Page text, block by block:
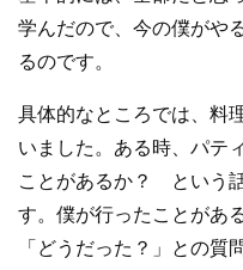
学んだので、今の僕がや
るのです。
具体的なところでは、料
いました。ある時、パテ
ことがあるか？ という
す。僕が行ったことがあ
「どうだった？」との質